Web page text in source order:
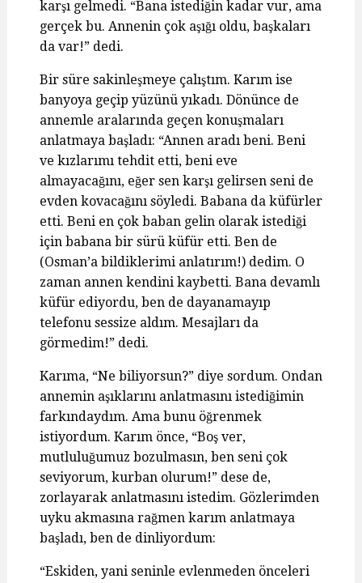
karşı gelmedi. “Bana istediğin kadar vur, ama
gerçek bu. Annenin çok aşığı oldu, başkaları
da var!” dedi.
Bir süre sakinleşmeye çalıştım. Karım ise
banyoya geçip yüzünü yıkadı. Dönünce de
annemle aralarında geçen konuşmaları
anlatmaya başladı: “Annen aradı beni. Beni
ve kızlarımı tehdit etti, beni eve
almayacağını, eğer sen karşı gelirsen seni de
evden kovacağını söyledi. Babana da küfürler
etti. Beni en çok baban gelin olarak istediği
için babana bir sürü küfür etti. Ben de
(Osman’a bildiklerimi anlatırım!) dedim. O
zaman annen kendini kaybetti. Bana devamlı
küfür ediyordu, ben de dayanamayıp
telefonu sessize aldım. Mesajları da
görmedim!” dedi.
Karıma, “Ne biliyorsun?” diye sordum. Ondan
annemin aşıklarını anlatmasını istediğimin
farkındaydım. Ama bunu öğrenmek
istiyordum. Karım önce, “Boş ver,
mutluluğumuz bozulmasın, ben seni çok
seviyorum, kurban olurum!” dese de,
zorlayarak anlatmasını istedim. Gözlerimden
uyku akmasına rağmen karım anlatmaya
başladı, ben de dinliyordum:
“Eskiden, yani seninle evlenmeden önceleri